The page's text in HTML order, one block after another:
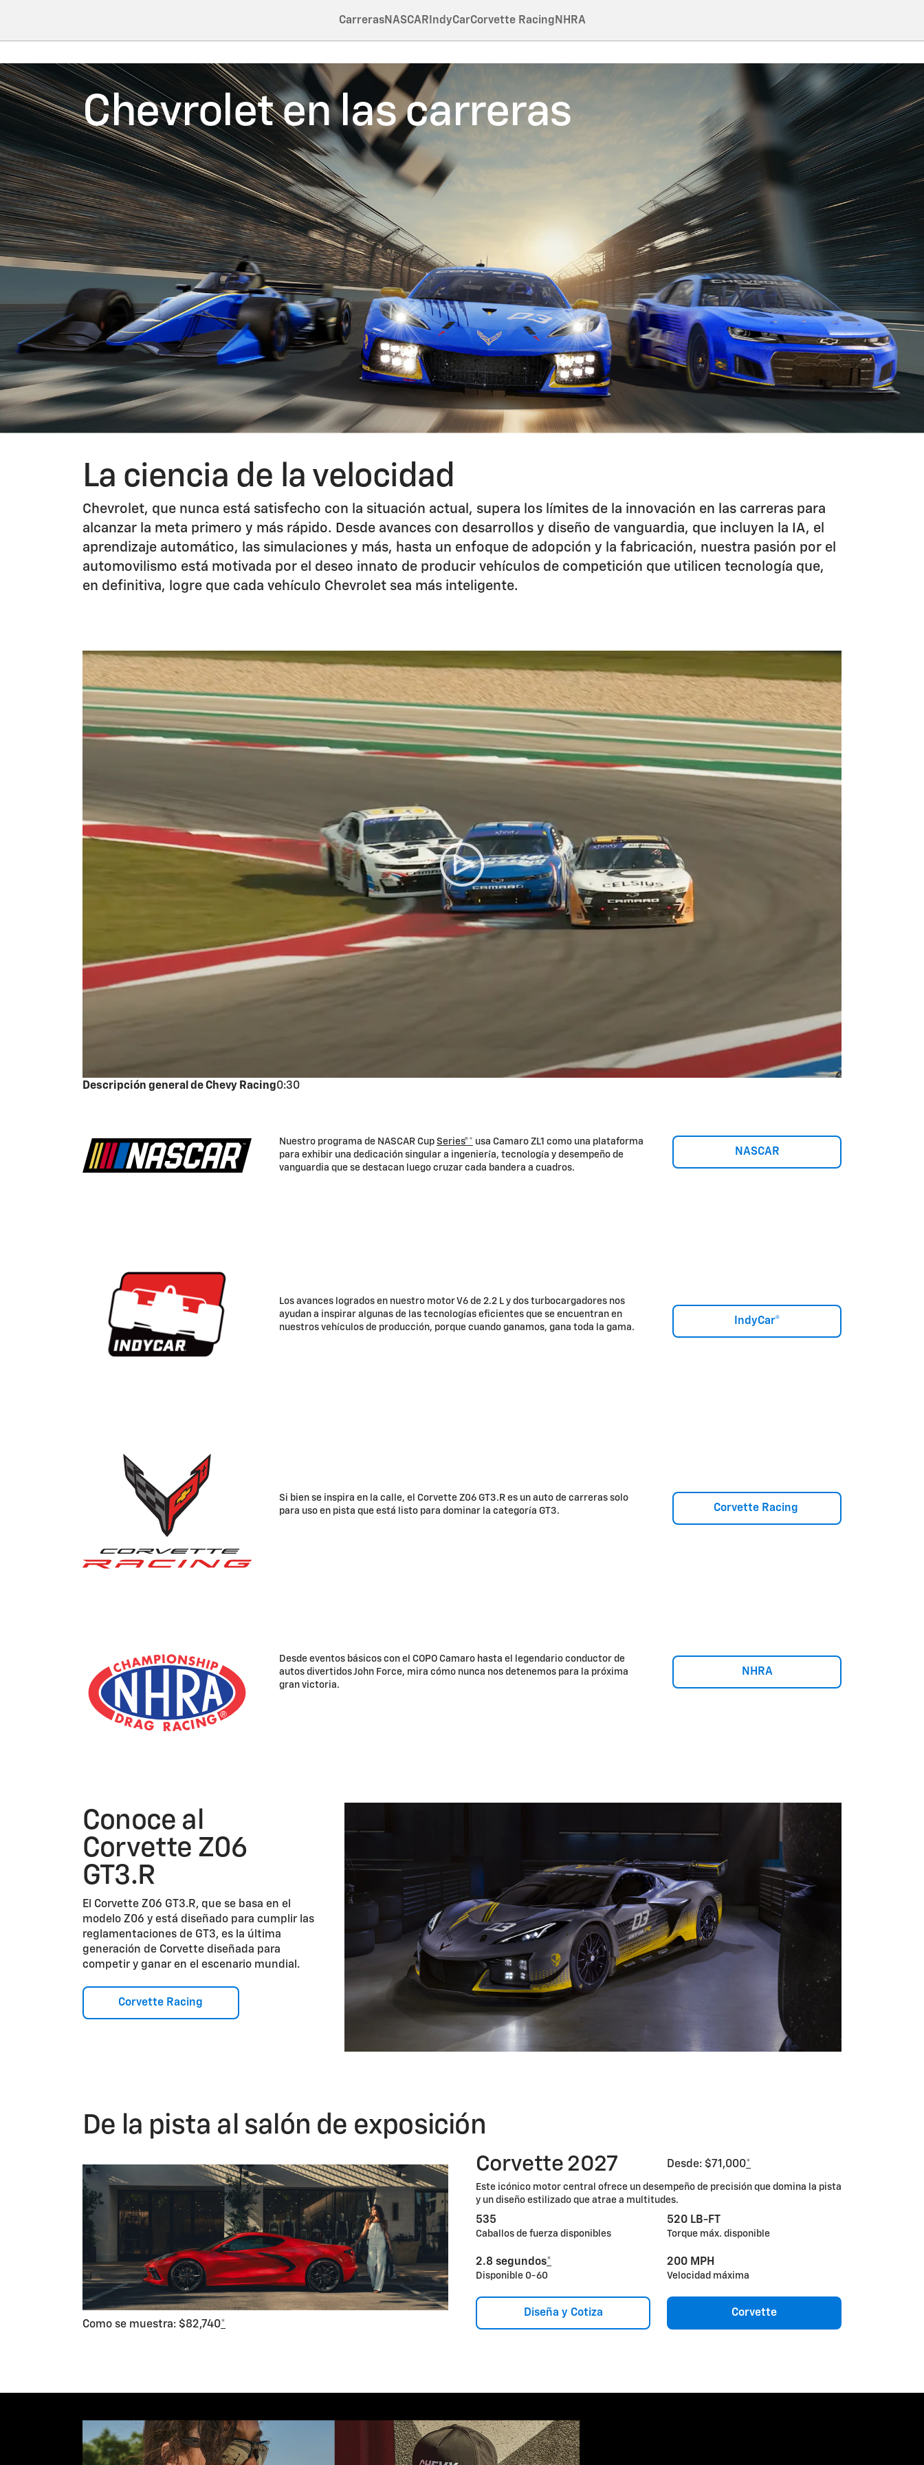
CarrerasNASCAR IndyCarCorvette Racing NHRA
Chevrolet en las carreras
La ciencia de la velocidad
Chevrolet, que nunca está satisfecho con la situación actual, supera los límites de la innovación en las carreras para
alcanzar la meta primero y más rápido. Desde avances con desarrollos y diseño de vanguardia, que incluyen la IA, el
aprendizaje automático, las simulaciones y más, hasta un enfoque de adopción y la fabricación, nuestra pasión por el
automovilismo está motivada por el deseo innato de producir vehículos de competición que utilicen tecnología que,
en definitiva, logre que cada vehículo Chevrolet sea más inteligente.
Descripción general de Chevy Racing0:30
Nuestro programa de NASCAR Cup Series®* usa Camaro ZL1 como una plataforma
para exhibir una dedicación singular a ingeniería, tecnología y desempeño de
vanguardia que se destacan luego cruzar cada bandera a cuadros.
NASCAR
Los avances logrados en nuestro motor V6 de 2.2 L y dos turbocargadores nos
ayudan a inspirar algunas de las tecnologías eficientes que se encuentran en
nuestros vehículos de producción, porque cuando ganamos, gana toda la gama.
IndyCar®
Si bien se inspira en la calle, el Corvette Z06 GT3.R es un auto de carreras solo
para uso en pista que está listo para dominar la categoría GT3.
Corvette Racing
Desde eventos básicos con el COPO Camaro hasta el legendario conductor de
autos divertidos John Force, mira cómo nunca nos detenemos para la próxima
gran victoria.
NHRA
Conoce al
Corvette Z06
GT3.R
El Corvette Z06 GT3.R, que se basa en el
modelo Z06 y está diseñado para cumplir las
reglamentaciones de GT3, es la última
generación de Corvette diseñada para
competir y ganar en el escenario mundial.
Corvette Racing
De la pista al salón de exposición
Como se muestra: $82,740*
Corvette 2027 Desde: $71,000*
Este icónico motor central ofrece un desempeño de precisión que domina la pista
y un diseño estilizado que atrae a multitudes.
535
Caballos de fuerza disponibles
520 LB-FT
Torque máx. disponible
2.8 segundos*
Disponible 0-60
200 MPH
Velocidad máxima
Diseña y Cotiza Corvette